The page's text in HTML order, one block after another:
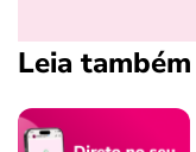
Leia também